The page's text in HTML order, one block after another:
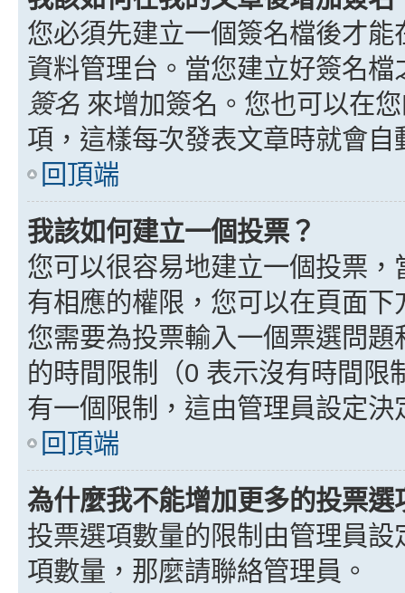
您必須先建立一個簽名檔後才
資料管理台。當您建立好簽名
簽名 來增加簽名。您也可以在
項，這樣每次發表文章時就會自
回頂端
我該如何建立一個投票？
您可以很容易地建立一個投票
有相應的權限，您可以在頁面
您需要為投票輸入一個票選問
的時間限制（0 表示沒有時間限
有一個限制，這由管理員設定決
回頂端
為什麼我不能增加更多的投票選
投票選項數量的限制由管理員
項數量，那麼請聯絡管理員。